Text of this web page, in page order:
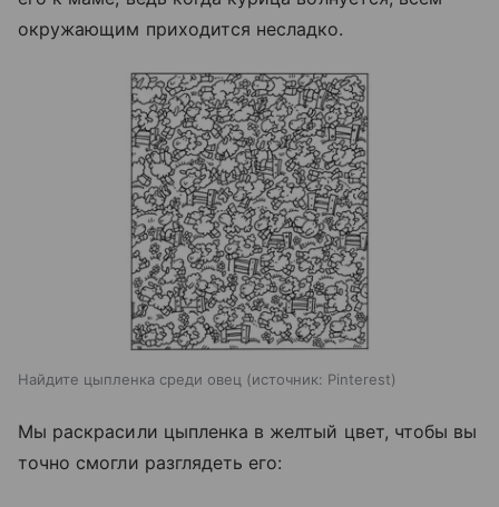
окружающим приходится несладко.
Найдите цыпленка среди овец источник: Pinterest
Мы раскрасили цыпленка в желтый цвет, чтобы вы
точно смогли разглядеть его: